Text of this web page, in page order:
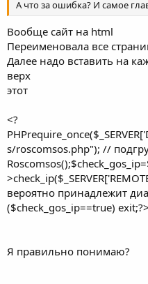
А что за ошибка? И самое
Вообще сайт на html
Переименовала все
Далее надо вставить на
верх
этот
<?
s/roscomsos.php"); //
вероятно принадлежит
($check_gos_ip==true) exit;?>
Я правильно понимаю?